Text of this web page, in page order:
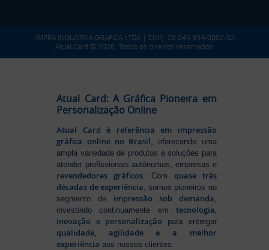
IMPRA INDUSTRIA GRAFICA LTDA | CNPJ: 28.045.354/0002-52
Atual Card © 2026. Todos os direitos reservados.
Atual Card: A Gráfica Pioneira em
Personalização Online
Atual Card é referência em impressão
gráfica online no Brasil , oferecendo uma
ampla variedade de produtos e soluções para
atender profissionais autônomos, empresas e
revendedores gráficos. Comquase três
décadas de experiência , somos pioneiros no
segmento de impressão sob demanda
investindo continuamente em tecnologia,
inovação e personalização para entregar
qualidade, agilidade e a melhor
experiência aos nossos clientes.